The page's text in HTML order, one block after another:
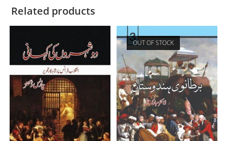
Related products
OUT OF STOCK